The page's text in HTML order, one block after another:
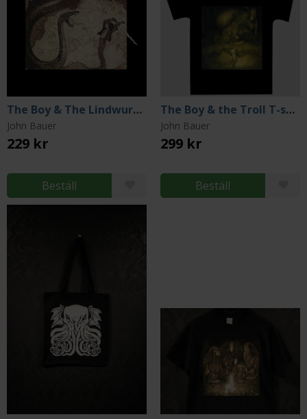
The Boy & The Lindwurm - Thick Tote Bag
John Bauer
229 kr
Beställ
The Boy & the Troll T-shirt (X-Large)
John Bauer
299 kr
Beställ